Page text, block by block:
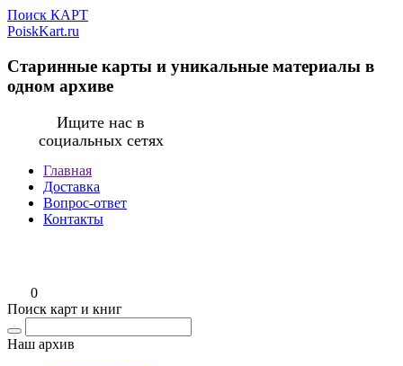
Поиск КАРТ
PoiskKart.ru
Старинные карты и уникальные материалы в
одном архиве
Ищите нас в
социальных сетях
Главная
Доставка
Вопрос-ответ
Контакты
0
Поиск карт и книг
Наш архив